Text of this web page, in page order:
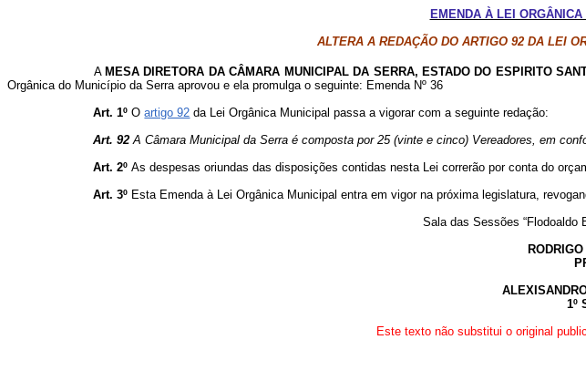
EMENDA À LEI
ALTERA A REDAÇÃO DO ARTIGO 92 DA LEI
A MESA DIRETORA DA CÂMARA MUNICIPAL DA SERRA, ESTADO DO ESPIRITO
Orgânica do Município da Serra aprovou e ela promulga o seguinte: Emenda Nº 36
Art. 1ºOartigo 92 da Lei Orgânica Municipal passa a vigorar com a seguinte redação:
Art. 92A Câmara Municipal da Serra é composta por 25 (vinte e cinco) Vereadores, em
Art. 2ºAs despesas oriundas das disposições contidas nesta Lei correrão por conta do
Art. 3º Esta Emenda à Lei Orgânica Municipal entra em vigor na próxima legislatura,
Sala das Sessões “Flodoaldo
1º
Este texto não substitui o original